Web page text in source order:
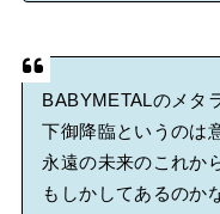
BABYMETALのメタ
下御降臨というのは
永遠の未来のこれか
もしかしてあるのか